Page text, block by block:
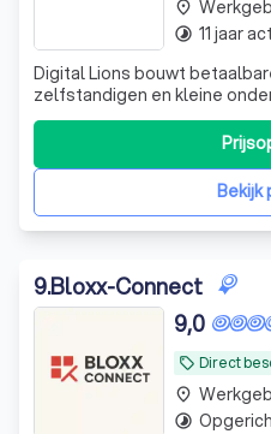
Digital Lions bouwt
zelfstandigen en kleine
restaurants, advocaten,
website die je zelf kan
support en technisch onderhoud. Neem
contact op voor meer Bekijk
place
timelapse 11 jaar
9.Bloxx-Connect
local_offer Direct
9,0
place
timelapse